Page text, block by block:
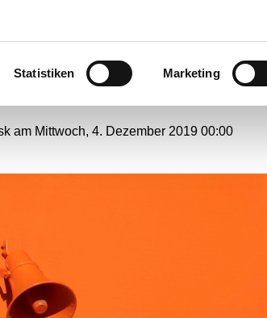
Statistiken Marketing
Migration
am Mittwoch, 4. Dezember 2019 00:00